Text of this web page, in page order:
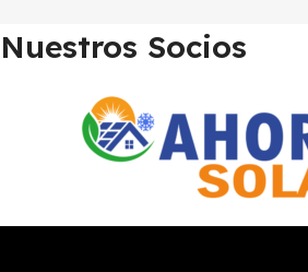
Nuestros Socios